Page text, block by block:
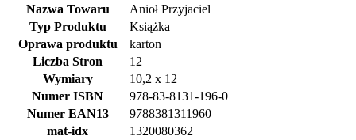
Nazwa Towaru
Anioł Przyjaciel
Typ Produktu
Książka
Oprawa produktu
karton
Liczba Stron
12
Wymiary
10,2 x 12
Numer ISBN
978-83-8131-196-0
Numer EAN13
9788381311960
mat-idx
1320080362